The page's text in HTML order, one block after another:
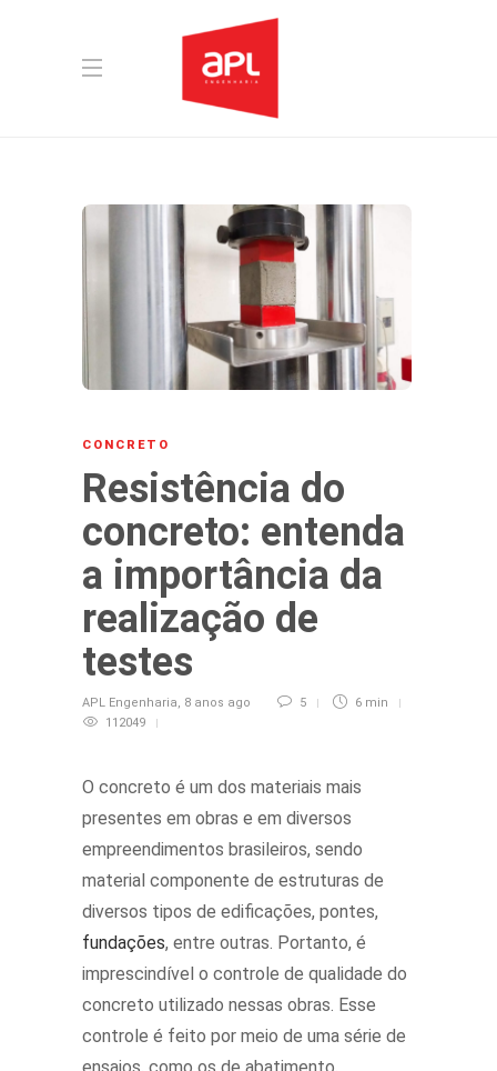
CONCRETO
Resistência do
concreto: entenda
a importância da
realização de
testes
APL Engenharia, 8 anos ago 5
6 min
112049
O concreto é um dos materiais mais
presentes em obras e em diversos
empreendimentos brasileiros, sendo
material componente de estruturas de
diversos tipos de edificações, pontes,
fundações, entre outras. Portanto, é
imprescindível o controle de qualidade do
concreto utilizado nessas obras. Esse
controle é feito por meio de uma série de